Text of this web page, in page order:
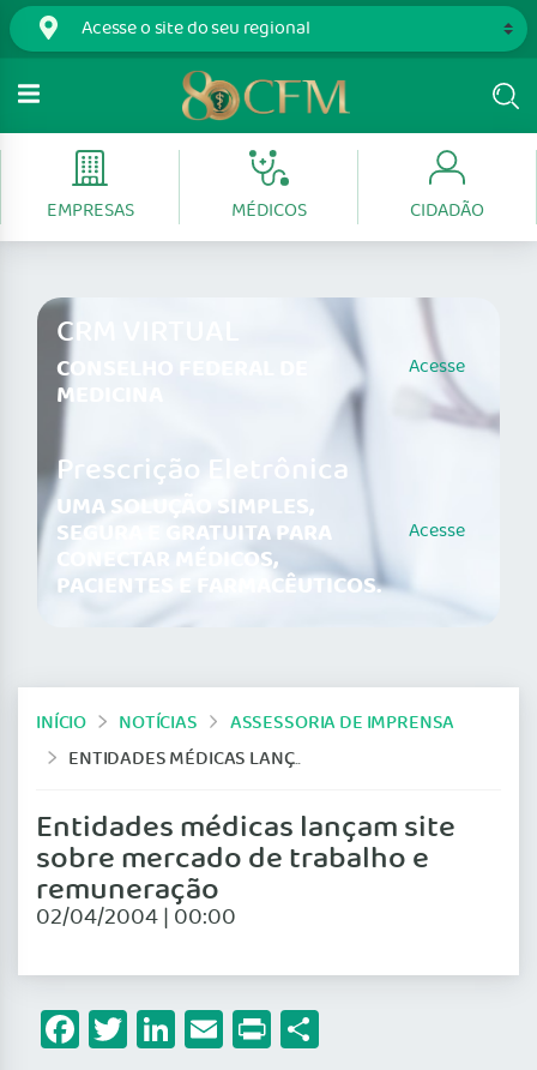
EMPRESAS MÉDICOS CIDADÃO
CRM VIRTUAL
CONSELHO FEDERAL DE
MEDICINA
Acesse
Prescrição Eletrônica
UMA SOLUÇÃO SIMPLES,
SEGURA E GRATUITA PARA
CONECTAR MÉDICOS,
PACIENTES E FARMACÊUTICOS.
Acesse
INÍCIO NOTÍCIAS
ASSESSORIA DE IMPRENSA
ENTIDADES MÉDICAS LANÇAM SITE SOBRE MERCADO DE TRABALHO E REMUNERAÇÃO
Entidades médicas lançam site
sobre mercado de trabalho e
remuneração
02/04/2004 | 00:00
Facebook
Twitter
LinkedIn
Email
Print